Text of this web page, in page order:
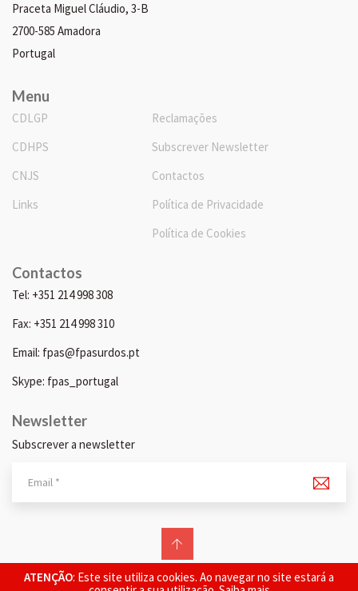
ATENÇÃO: Este site utiliza cookies. Ao navegar no site estará a
Praceta Miguel Cláudio, 3-B
2700-585 Amadora
Portugal
Menu
CDLGP
CDHPS
CNJS
Links
Reclamações
Subscrever Newsletter
Contactos
Política de Privacidade
Política de Cookies
Contactos
Tel: +351 214 998 308
Fax: +351 214 998 310
Email: fpas@fpasurdos.pt
Skype: fpas_portugal
Newsletter
Subscrever a newsletter
© 2026 FPAS. Todos os direitos reservados.